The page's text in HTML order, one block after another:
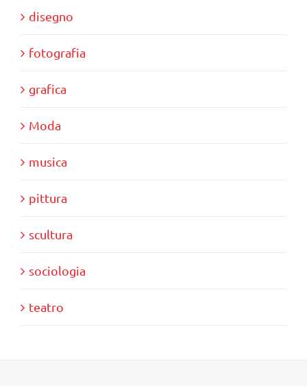
disegno
fotografia
grafica
Moda
musica
pittura
scultura
sociologia
teatro